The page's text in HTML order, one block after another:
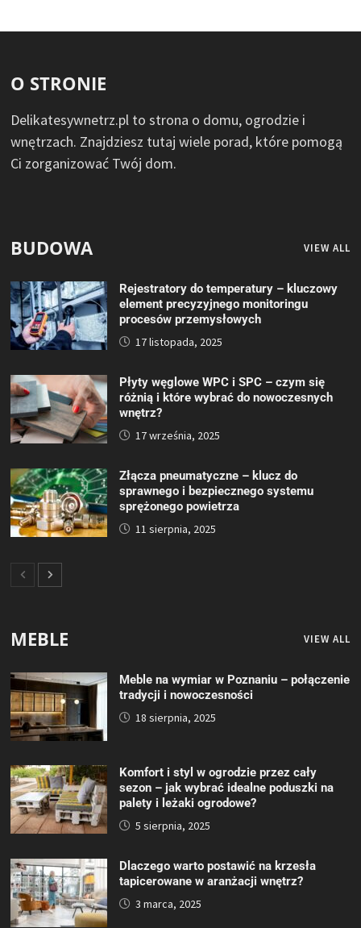
O STRONIE
Delikatesywnetrz.pl to strona o domu, ogrodzie i
wnętrzach. Znajdziesz tutaj wiele porad, które pomogą
Ci zorganizować Twój dom.
BUDOWA VIEW ALL
Rejestratory do temperatury – kluczowy
element precyzyjnego monitoringu
procesów przemysłowych
17 listopada, 2025
Płyty węglowe WPC i SPC – czym się
różnią i które wybrać do nowoczesnych
wnętrz?
17 września, 2025
Złącza pneumatyczne – klucz do
sprawnego i bezpiecznego systemu
sprężonego powietrza
11 sierpnia, 2025
MEBLE VIEW ALL
Meble na wymiar w Poznaniu – połączenie
tradycji i nowoczesności
18 sierpnia, 2025
Komfort i styl w ogrodzie przez cały
sezon – jak wybrać idealne poduszki na
palety i leżaki ogrodowe?
5 sierpnia, 2025
Dlaczego warto postawić na krzesła
tapicerowane w aranżacji wnętrz?
3 marca, 2025